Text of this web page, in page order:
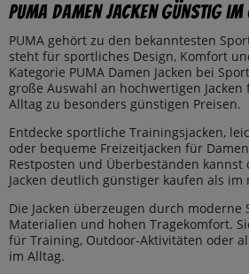
PUMA Damen Jacken günstig
PUMA gehört zu den bekanntesten
steht für sportliches Design, Komfort
Kategorie PUMA Damen Jacken bei
große Auswahl an hochwertigen
Alltag zu besonders günstigen Preisen.
Entdecke sportliche Trainingsjacken,
oder bequeme Freizeitjacken für
Restposten und Überbeständen kannst
Jacken deutlich günstiger kaufen als im
Die Jacken überzeugen durch moderne
Materialien und hohen Tragekomfort.
für Training, Outdoor-Aktivitäten oder
im Alltag.